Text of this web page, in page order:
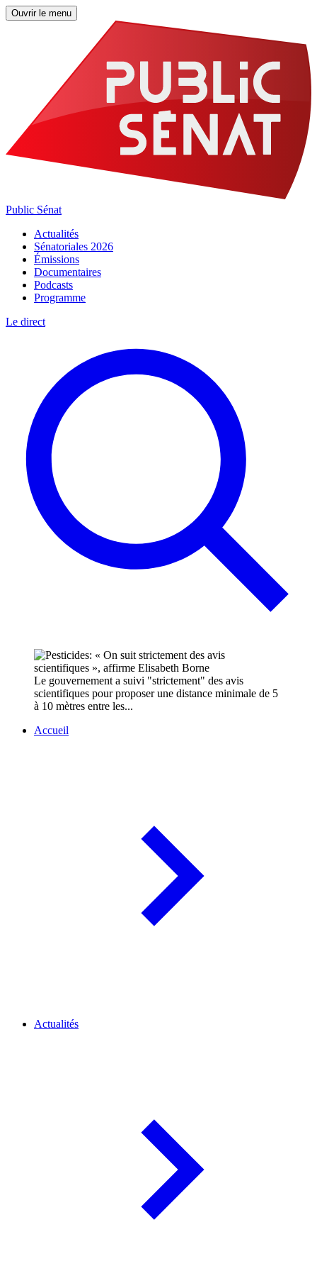
Ouvrir le menu
Public Sénat
Actualités
Sénatoriales 2026
Émissions
Documentaires
Podcasts
Programme
Le direct
Le gouvernement a suivi "strictement" des avis
scientifiques pour proposer une distance minimale de 5
à 10 mètres entre les...
Accueil
Actualités